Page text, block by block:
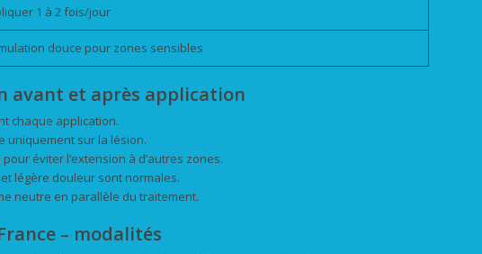
1 à 2 fois/jour
douce pour zones sensibles
avant et après application
chaque application.
uniquement sur la lésion.
éviter l’extension à d’autres zones.
légère douleur sont normales.
neutre en parallèle du traitement.
– modalités